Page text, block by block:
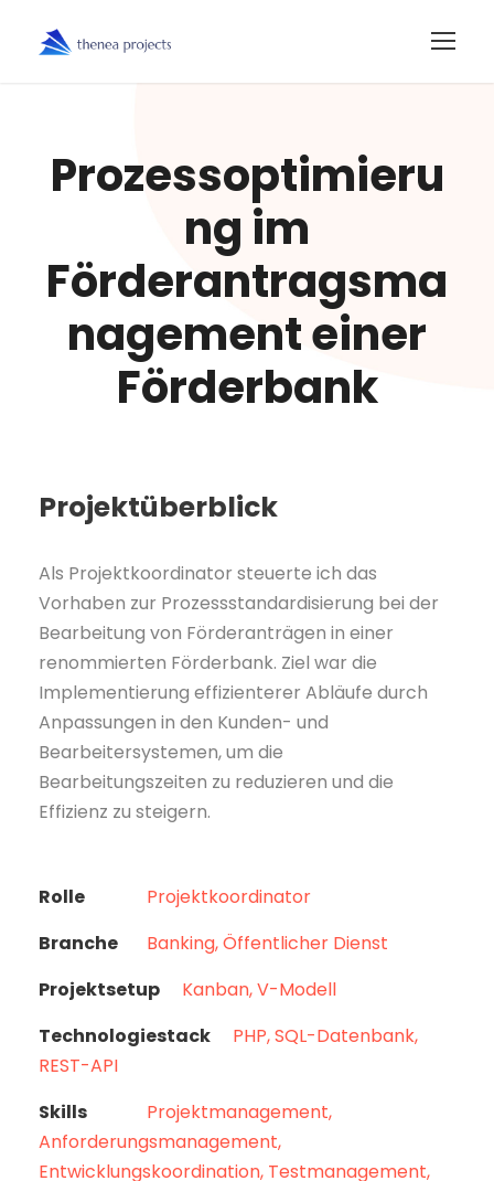
Prozessoptimieru
ng im
Förderantragsma
nagement einer
Förderbank
Projektüberblick
Als Projektkoordinator steuerte ich das
Vorhaben zur Prozessstandardisierung bei der
Bearbeitung von Förderanträgen in einer
renommierten Förderbank. Ziel war die
Implementierung effizienterer Abläufe durch
Anpassungen in den Kunden- und
Bearbeitersystemen, um die
Bearbeitungszeiten zu reduzieren und die
Effizienz zu steigern.
Rolle
Projektkoordinator
Branche
Banking, Öffentlicher Dienst
Projektsetup
Kanban, V-Modell
Technologiestack
PHP, SQL-Datenbank,
REST-API
Skills
Projektmanagement,
Anforderungsmanagement,
Entwicklungskoordination, Testmanagement,